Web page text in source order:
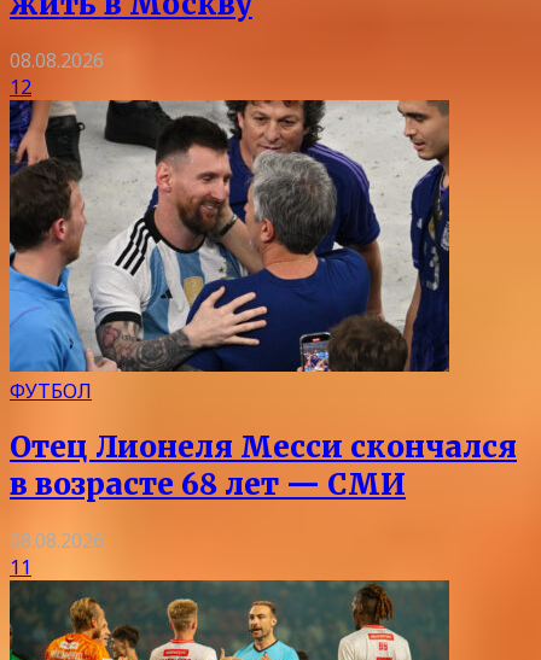
08.08.2026
12
ФУТБОЛ
Отец Лионеля Месси скончался
в возрасте 68 лет — СМИ
08.08.2026
11